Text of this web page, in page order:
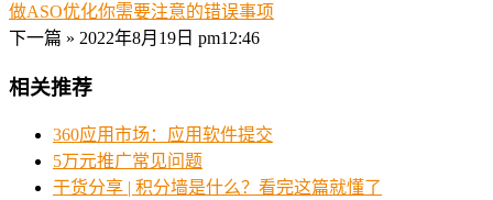
做ASO优化你需要注意的错误事项
下一篇 » 2022年8月19日 pm12:46
相关推荐
360应用市场：应用软件提交
5万元推广常见问题
干货分享 | 积分墙是什么？看完这篇就懂了